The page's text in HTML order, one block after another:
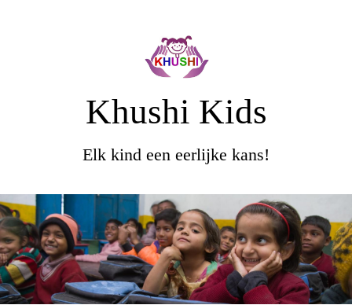
Khushi Kids
Elk kind een eerlijke kans!